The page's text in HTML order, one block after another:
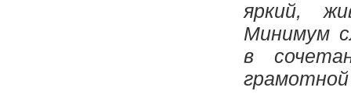
яркий,
Минимум
в